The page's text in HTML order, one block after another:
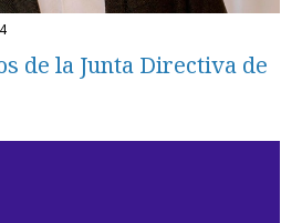
de la Junta Directiva de